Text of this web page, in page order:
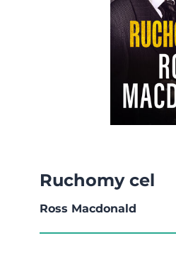
Ruchomy cel
Ross Macdonald